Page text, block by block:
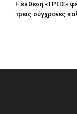
Η έκθεση «ΤΡΕΙΣ»
τρεις σύγχρονες